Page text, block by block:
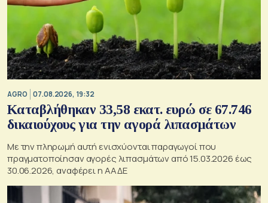
AGRO 07.08.2026, 19:32
Καταβλήθηκαν 33,58 εκατ. ευρώ σε 67.746
δικαιούχους για την αγορά λιπασμάτων
Με την πληρωμή αυτή ενισχύονται παραγωγοί που
πραγματοποίησαν αγορές λιπασμάτων από 15.03.2026 έως
30.06.2026, αναφέρει η ΑΑΔΕ